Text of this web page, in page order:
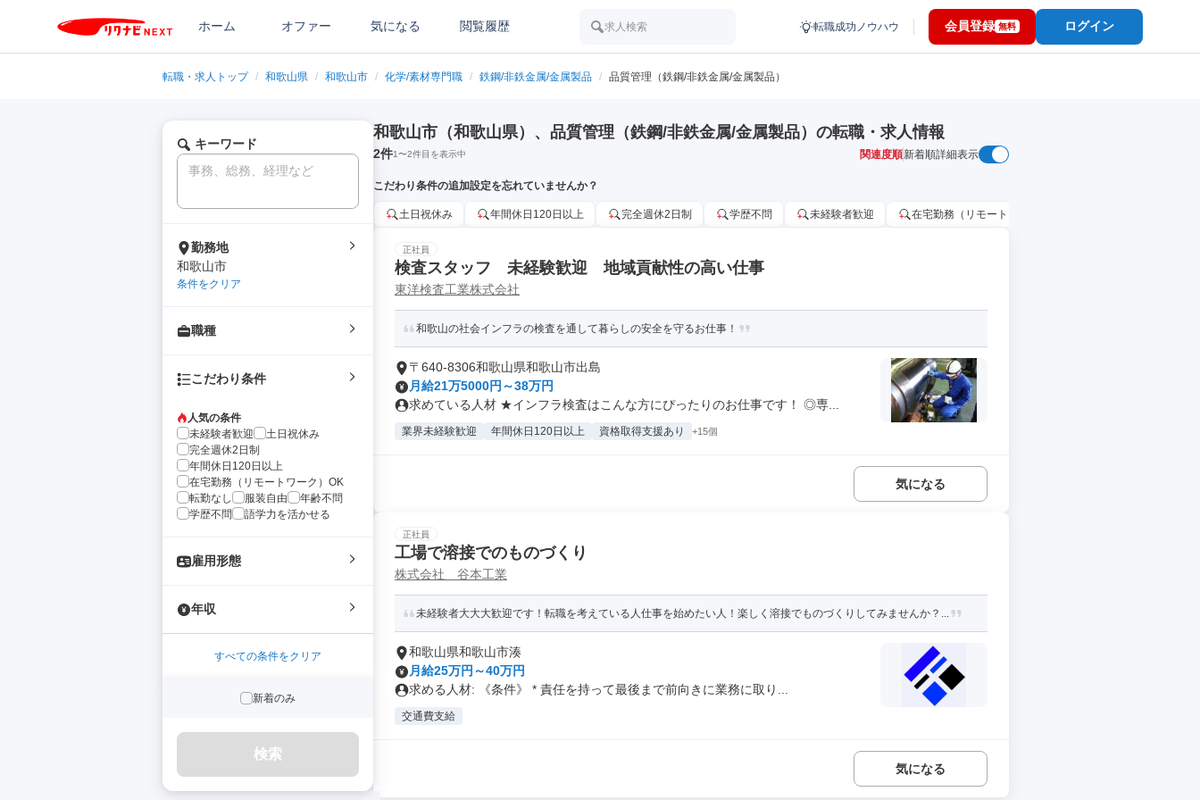
ホーム オファー 気になる 閲覧履歴 求人検索 転職成功ノウハウ 会員登録 無料 ログイン
転職・求人トップ / 和歌山県 / 和歌山市 / 化学/素材専門職 / 鉄鋼/非鉄金属/金属製品 / 品質管理（鉄鋼/非鉄金属/金属製品）
キーワード
勤務地
和歌山市
条件をクリア
職種
こだわり条件
人気の条件
未経験者歓迎
土日祝休み
完全週休2日制
年間休日120日以上
在宅勤務（リモートワーク）OK
転勤なし
服装自由
年齢不問
学歴不問
語学力を活かせる
雇用形態
年収
すべての条件をクリア
新着のみ
検索
和歌山市（和歌山県）、品質管理（鉄鋼/非鉄金属/金属製品）の転職・求人情報
2件1〜2件目を表示中 関連度順新着順詳細表示
こだわり条件の追加設定を忘れていませんか？
土日祝休み 年間休日120日以上 完全週休2日制 学歴不問 未経験者歓迎 在宅勤務（リモートワーク）OK
正社員
検査スタッフ 未経験歓迎 地域貢献性の高い仕事
東洋検査工業株式会社
和歌山の社会インフラの検査を通して暮らしの安全を守るお仕事！
〒640-8306和歌山県和歌山市出島
月給21万5000円～38万円
求めている人材 ★インフラ検査はこんな方にぴったりのお仕事です！ ◎専...
業界未経験歓迎 年間休日120日以上 資格取得支援あり +15個
気になる
正社員
工場で溶接でのものづくり
株式会社 谷本工業
未経験者大大大歓迎です！転職を考えている人仕事を始めたい人！楽しく溶接でものづくりしてみませんか？...
和歌山県和歌山市湊
月給25万円～40万円
求める人材: 《条件》 * 責任を持って最後まで前向きに業務に取り...
交通費支給
気になる